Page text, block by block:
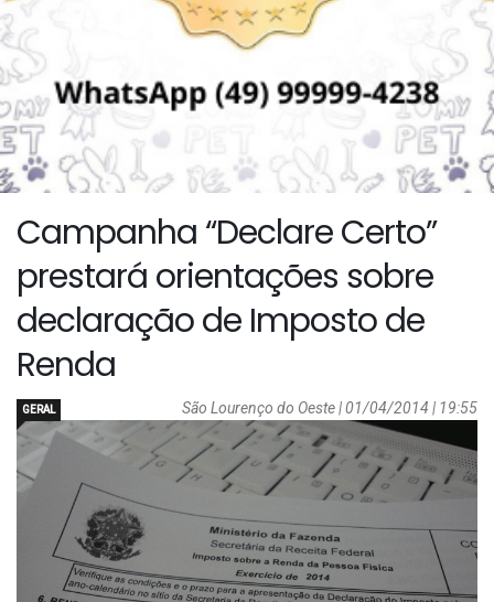
Campanha “Declare Certo”
prestará orientações sobre
declaração de Imposto de
Renda
GERAL São Lourenço do Oeste | 01/04/2014 | 19:55